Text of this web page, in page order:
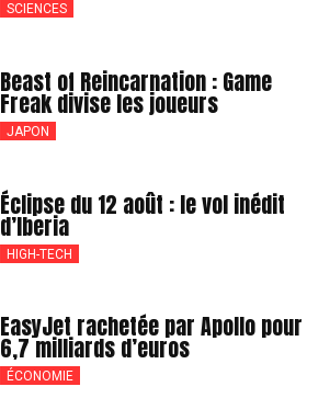
SCIENCES
Beast of Reincarnation : Game
Freak divise les joueurs
JAPON
Éclipse du 12 août : le vol inédit
d’Iberia
HIGH-TECH
EasyJet rachetée par Apollo pour
6,7 milliards d’euros
ÉCONOMIE